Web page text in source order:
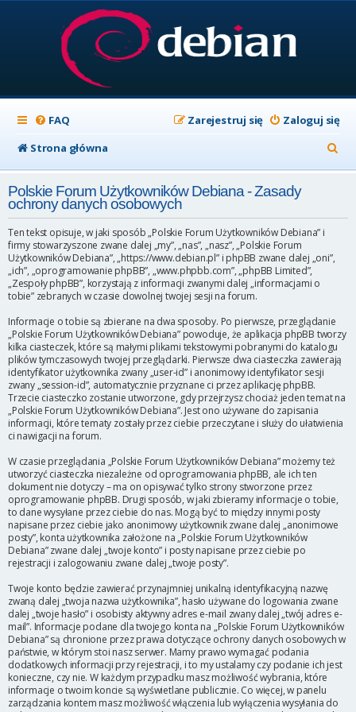
FAQ Zaloguj się
Zarejestruj się
Strona główna
z
k
Polskie Forum Użytkowników Debiana - Zasady
ochrony danych osobowych
Ten tekst opisuje, w jaki sposób „Polskie Forum Użytkowników Debiana” i
firmy stowarzyszone zwane dalej „my”, „nas”, „nasz”, „Polskie Forum
Użytkowników Debiana”, „https://www.debian.pl” i phpBB zwane dalej „oni”,
„ich”, „oprogramowanie phpBB”, „www.phpbb.com”, „phpBB Limited”,
„Zespoły phpBB”, korzystają z informacji zwanymi dalej „informacjami o
tobie” zebranych w czasie dowolnej twojej sesji na forum.
Informacje o tobie są zbierane na dwa sposoby. Po pierwsze, przeglądanie
„Polskie Forum Użytkowników Debiana” powoduje, że aplikacja phpBB tworzy
kilka ciasteczek, które są małymi plikami tekstowymi pobranymi do katalogu
plików tymczasowych twojej przeglądarki. Pierwsze dwa ciasteczka zawierają
identyfikator użytkownika zwany „user-id” i anonimowy identyfikator sesji
zwany „session-id”, automatycznie przyznane ci przez aplikację phpBB.
Trzecie ciasteczko zostanie utworzone, gdy przejrzysz chociaż jeden temat na
„Polskie Forum Użytkowników Debiana”. Jest ono używane do zapisania
informacji, które tematy zostały przez ciebie przeczytane i służy do ułatwienia
ci nawigacji na forum.
W czasie przeglądania „Polskie Forum Użytkowników Debiana” możemy też
utworzyć ciasteczka niezależne od oprogramowania phpBB, ale ich ten
dokument nie dotyczy – ma on opisywać tylko strony stworzone przez
oprogramowanie phpBB. Drugi sposób, w jaki zbieramy informacje o tobie,
to dane wysyłane przez ciebie do nas. Mogą być to między innymi posty
napisane przez ciebie jako anonimowy użytkownik zwane dalej „anonimowe
posty”, konta użytkownika założone na „Polskie Forum Użytkowników
Debiana” zwane dalej „twoje konto” i posty napisane przez ciebie po
rejestracji i zalogowaniu zwane dalej „twoje posty”.
Twoje konto będzie zawierać przynajmniej unikalną identyfikacyjną nazwę
zwaną dalej „twoja nazwa użytkownika”, hasło używane do logowania zwane
dalej „twoje hasło” i osobisty aktywny adres e-mail zwany dalej „twój adres e-
mail”. Informacje podane dla twojego konta na „Polskie Forum Użytkowników
Debiana” są chronione przez prawa dotyczące ochrony danych osobowych w
państwie, w którym stoi nasz serwer. Mamy prawo wymagać podania
dodatkowych informacji przy rejestracji, i to my ustalamy czy podanie ich jest
konieczne, czy nie. W każdym przypadku masz możliwość wybrania, które
informacje o twoim koncie są wyświetlane publicznie. Co więcej, w panelu
zarządzania kontem masz możliwość włączenia lub wyłączenia wysyłania do